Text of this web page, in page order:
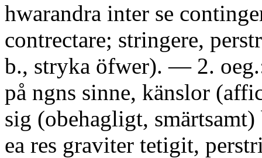
hwarandra inter se
contrectare; stringere,
b., stryka öfwer). — 2.
på ngns sinne, känslor
sig (obehagligt, smärtsamt)
ea res graviter tetigit,